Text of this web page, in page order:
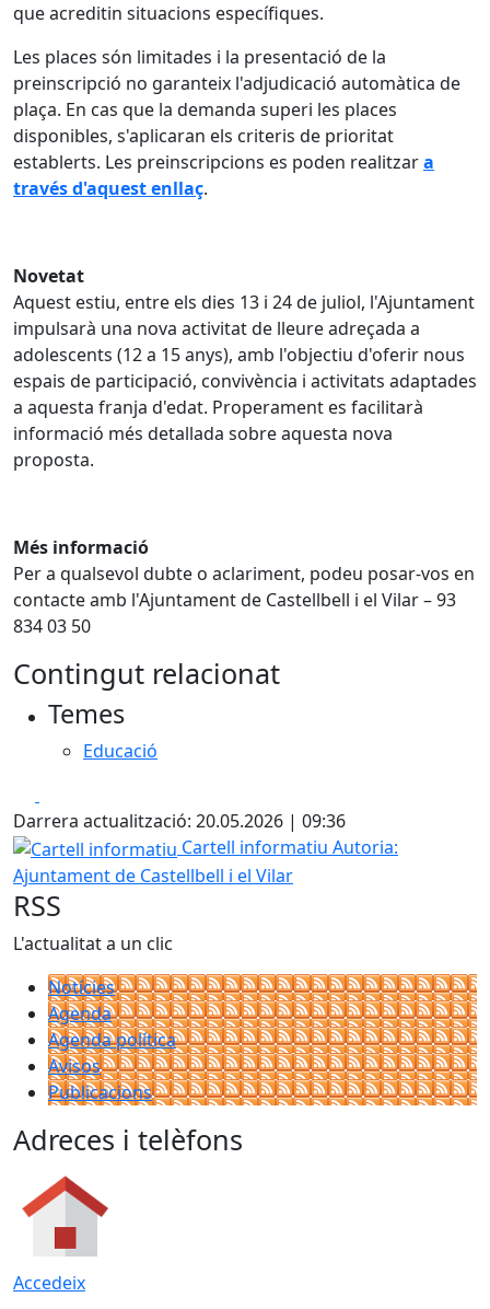
que acreditin situacions específiques.
Les places són limitades i la presentació de la
preinscripció no garanteix l'adjudicació automàtica de
plaça. En cas que la demanda superi les places
disponibles, s'aplicaran els criteris de prioritat
establerts. Les preinscripcions es poden realitzara
través d'aquest enllaç.
Novetat
Aquest estiu, entre els dies 13 i 24 de juliol, l'Ajuntament
impulsarà una nova activitat de lleure adreçada a
adolescents (12 a 15 anys), amb l'objectiu d'oferir nous
espais de participació, convivència i activitats adaptades
a aquesta franja d'edat. Properament es facilitarà
informació més detallada sobre aquesta nova
proposta.
Més informació
Per a qualsevol dubte o aclariment, podeu posar-vos en
contacte amb l'Ajuntament de Castellbell i el Vilar – 93
834 03 50
Contingut relacionat
Temes
Educació
Darrera actualització: 20.05.2026 | 09:36
Cartell informatiu
Cartell informatiu Autoria:
Ajuntament de Castellbell i el Vilar
RSS
L'actualitat a un clic
Notícies
Agenda
Agenda política
Avisos
Publicacions
Adreces i telèfons
Accedeix